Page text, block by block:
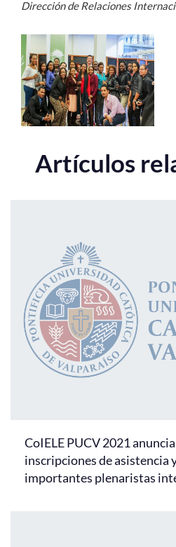
Dirección de Relaciones
Artículos
CoIELE PUCV 2021
inscripciones de asistencia
importantes plenaristas